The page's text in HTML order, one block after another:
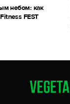
небом: как
FEST